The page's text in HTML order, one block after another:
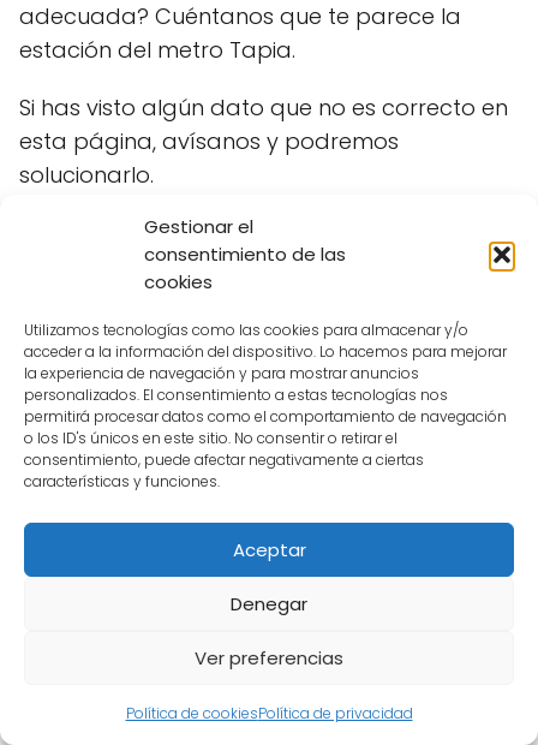
Gestionar el
consentimiento de las
cookies
Utilizamos tecnologías como las cookies para almacenar y/o
acceder a la información del dispositivo. Lo hacemos para mejorar
la experiencia de navegación y para mostrar anuncios
personalizados. El consentimiento a estas tecnologías nos
permitirá procesar datos como el comportamiento de navegación
o los ID's únicos en este sitio. No consentir o retirar el
consentimiento, puede afectar negativamente a ciertas
características y funciones.
Aceptar
Denegar
Ver preferencias
Política de cookiesPolítica de privacidad
adecuada? Cuéntanos que te parece la
estación del metro Tapia.
Si has visto algún dato que no es correcto en
esta página, avísanos y podremos
solucionarlo.
Deja una respuesta